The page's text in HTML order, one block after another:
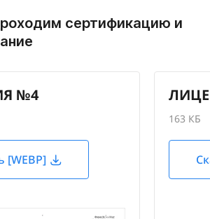
сертификацию и
№4
[WEBP]
163 КБ